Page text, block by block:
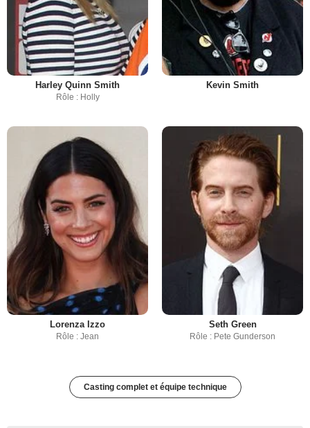
Harley Quinn Smith
Rôle : Holly
Kevin Smith
Lorenza Izzo
Rôle : Jean
Seth Green
Rôle : Pete Gunderson
Casting complet et équipe technique